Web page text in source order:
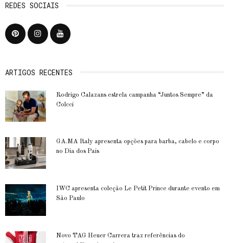
REDES SOCIAIS
ARTIGOS RECENTES
Rodrigo Calazans estrela campanha “Juntos Sempre” da
Colcci
GA.MA Italy apresenta opções para barba, cabelo e corpo
no Dia dos Pais
IWC apresenta coleção Le Petit Prince durante evento em
São Paulo
Novo TAG Heuer Carrera traz referências do